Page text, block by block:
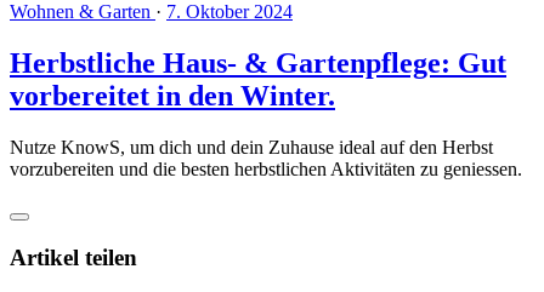
Wohnen & Garten · 7. Oktober 2024
Herbstliche Haus- & Gartenpflege: Gut
vorbereitet in den Winter.
Nutze KnowS, um dich und dein Zuhause ideal auf den Herbst
vorzubereiten und die besten herbstlichen Aktivitäten zu geniessen.
Artikel teilen